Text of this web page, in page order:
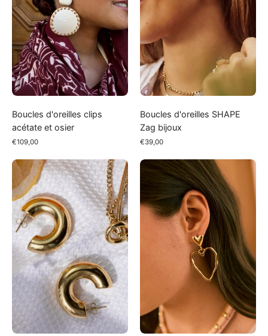
Boucles d'oreilles clips
acétate et osier
€109,00
Boucles d'oreilles SHAPE
Zag bijoux
€39,00
Créoles
bombées
CHANTAL
Zag
Bijoux
Boucles
d'oreilles
grands
coeurs